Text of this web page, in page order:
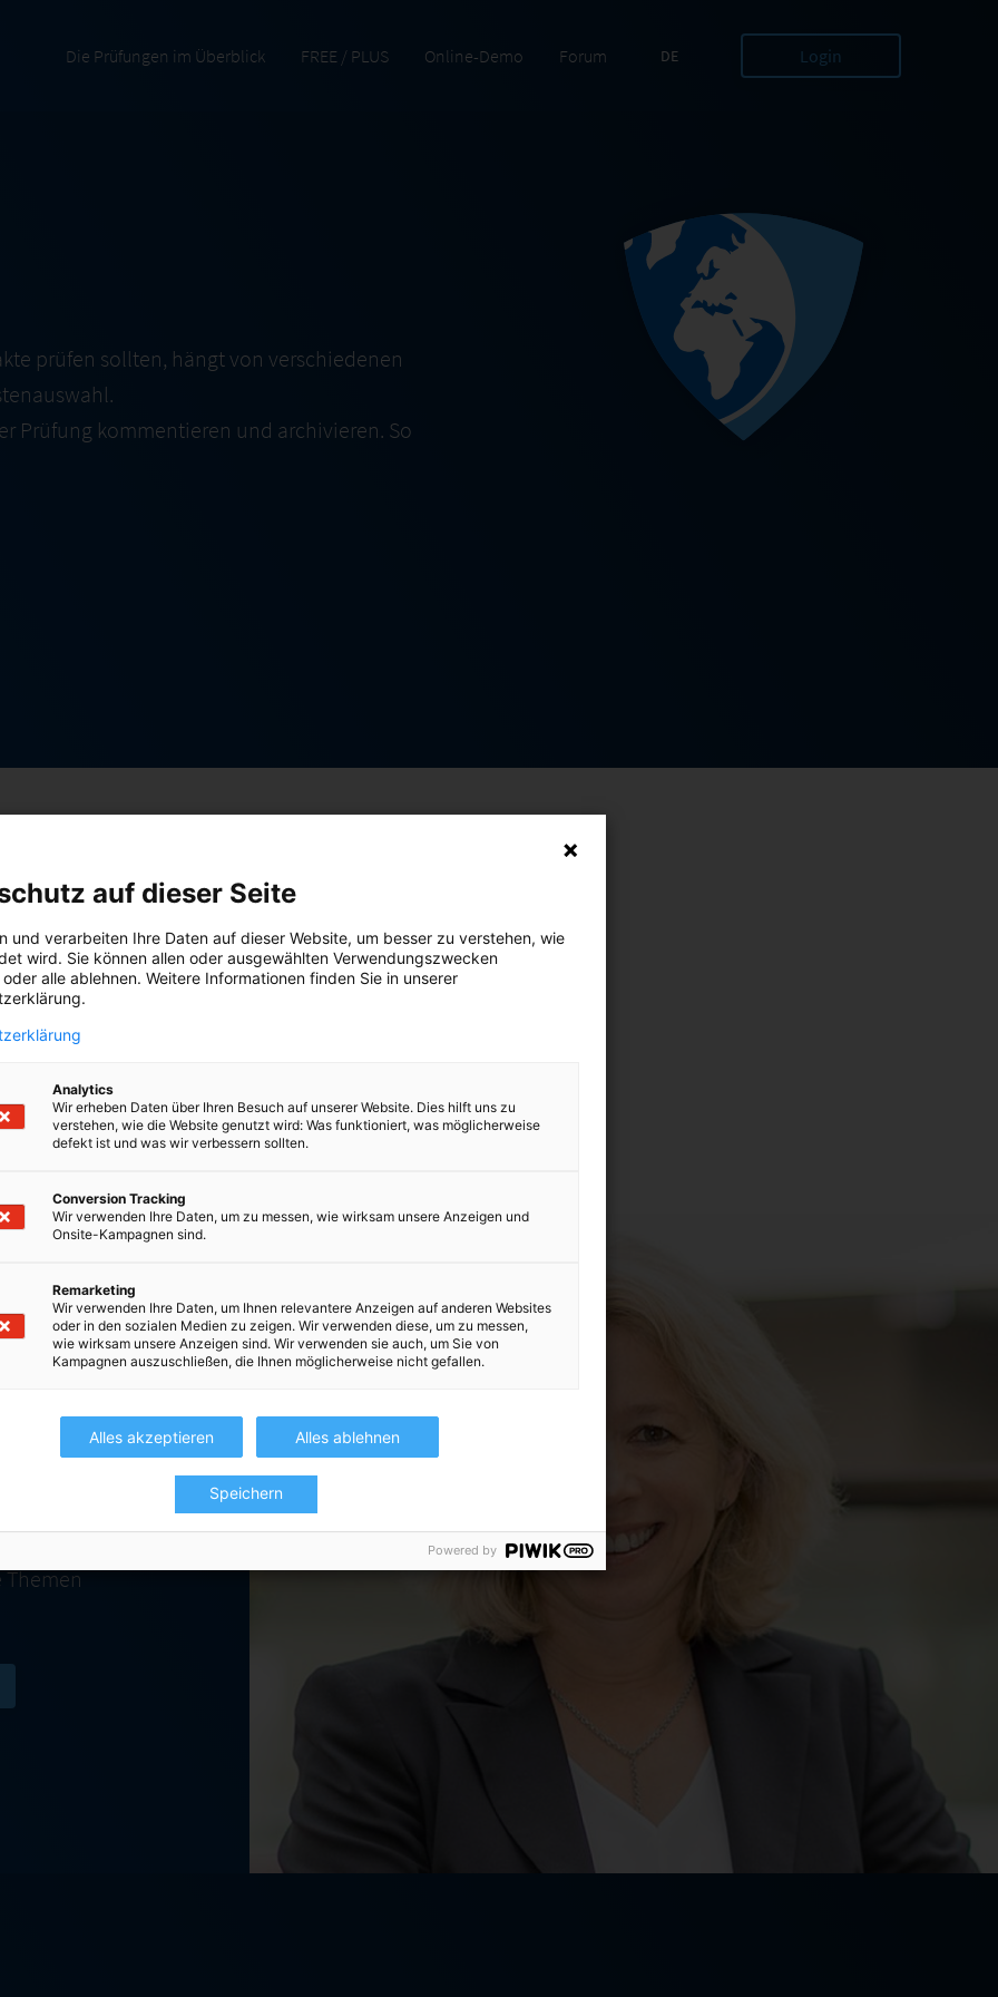
Die Prüfungen im Überblick FREE / PLUS Online-Demo Forum Login
prüfen sollten, hängt von verschiedenen
Prüfung kommentieren und archivieren. So
sollten, hängt von
hilft SOLID Ihnen, die
Dabei werden die
und
auf dieser Seite
und verarbeiten Ihre Daten auf dieser Website, um besser zu verstehen, wie
wird. Sie können allen oder ausgewählten Verwendungszwecken
alle ablehnen. Weitere Informationen finden Sie in unserer
Analytics
Wir erheben Daten über Ihren Besuch auf unserer Website. Dies hilft uns zu
verstehen, wie die Website genutzt wird: Was funktioniert, was möglicherweise
defekt ist und was wir verbessern sollten.
Conversion Tracking
Wir verwenden Ihre Daten, um zu messen, wie wirksam unsere Anzeigen und
Onsite-Kampagnen sind.
Remarketing
Wir verwenden Ihre Daten, um Ihnen relevantere Anzeigen auf anderen Websites
oder in den sozialen Medien zu zeigen. Wir verwenden diese, um zu messen,
wie wirksam unsere Anzeigen sind. Wir verwenden sie auch, um Sie von
Kampagnen auszuschließen, die Ihnen möglicherweise nicht gefallen.
Alles akzeptieren Alles ablehnen
Speichern
Powered by